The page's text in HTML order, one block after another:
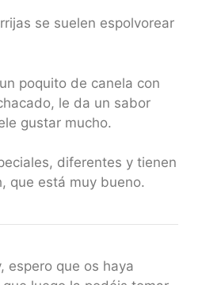
se suelen espolvorear
poquito de canela con
le da un sabor
gustar mucho.
diferentes y tienen
que está muy bueno.
espero que os haya